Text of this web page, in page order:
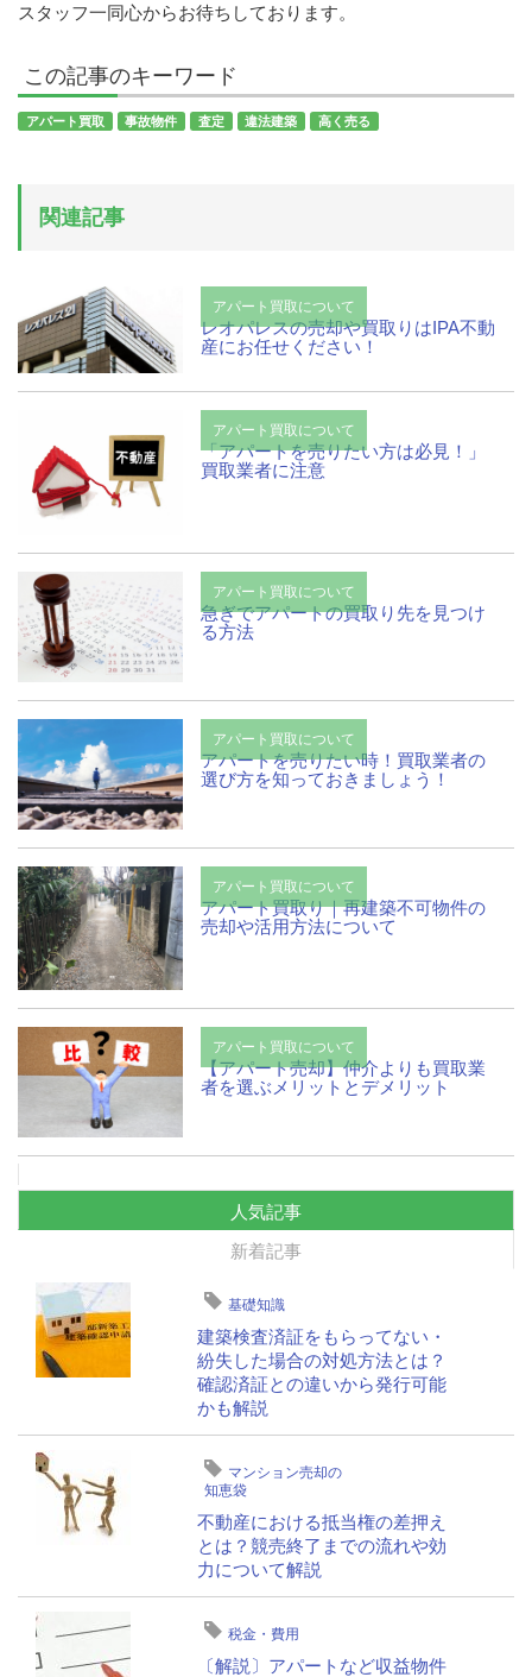
スタッフ一同心からお待ちしております。
この記事のキーワード
アパート買取 事故物件 査定 違法建築 高く売る
関連記事
アパート買取について
レオパレスの売却や買取りはIPA不動
産にお任せください！
アパート買取について
「アパートを売りたい方は必見！」
買取業者に注意
アパート買取について
急ぎでアパートの買取り先を見つけ
る方法
アパート買取について
アパートを売りたい時！買取業者の
選び方を知っておきましょう！
アパート買取について
アパート買取り｜再建築不可物件の
売却や活用方法について
アパート買取について
【アパート売却】仲介よりも買取業
者を選ぶメリットとデメリット
人気記事
新着記事
基礎知識
建築検査済証をもらってない・
紛失した場合の対処方法とは？
確認済証との違いから発行可能
かも解説
マンション売却の
知恵袋
不動産における抵当権の差押え
とは？競売終了までの流れや効
力について解説
税金・費用
〔解説〕アパートなど収益物件